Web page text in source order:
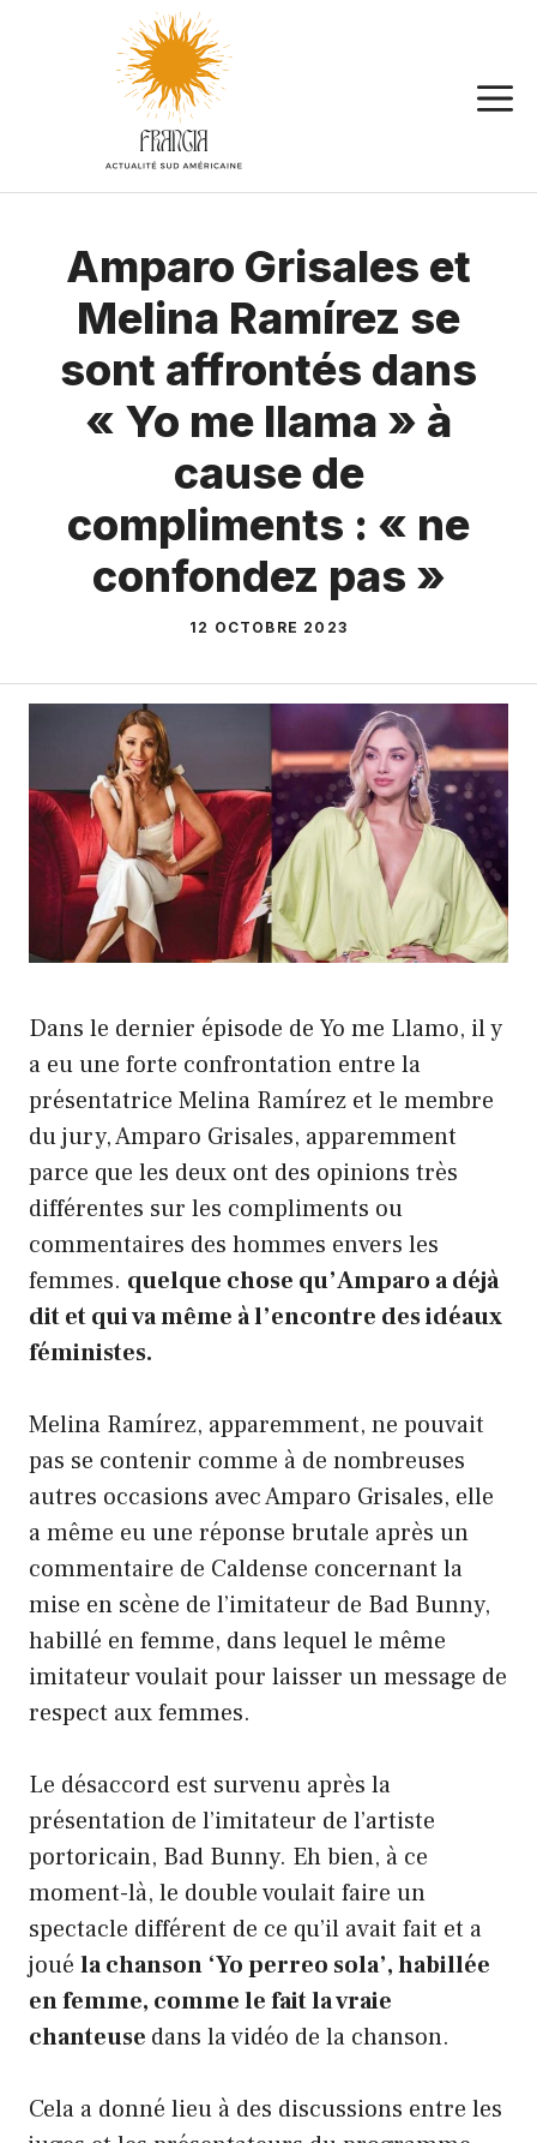
Amparo Grisales et
Melina Ramírez se
sont affrontés dans
« Yo me llama » à
cause de
compliments : « ne
confondez pas »
12 OCTOBRE 2023
Dans le dernier épisode de Yo me Llamo, il y
a eu une forte confrontation entre la
présentatrice Melina Ramírez et le membre
du jury, Amparo Grisales, apparemment
parce que les deux ont des opinions très
différentes sur les compliments ou
commentaires des hommes envers les
femmes. quelque chose qu’Amparo a déjà
dit et qui va même à l’encontre des idéaux
féministes.
Melina Ramírez, apparemment, ne pouvait
pas se contenir comme à de nombreuses
autres occasions avec Amparo Grisales, elle
a même eu une réponse brutale après un
commentaire de Caldense concernant la
mise en scène de l’imitateur de Bad Bunny,
habillé en femme, dans lequel le même
imitateur voulait pour laisser un message de
respect aux femmes.
Le désaccord est survenu après la
présentation de l’imitateur de l’artiste
portoricain, Bad Bunny. Eh bien, à ce
moment-là, le double voulait faire un
spectacle différent de ce qu’il avait fait et a
joué la chanson ‘Yo perreo sola’, habillée
en femme, comme le fait la vraie
chanteuse dans la vidéo de la chanson.
Cela a donné lieu à des discussions entre les